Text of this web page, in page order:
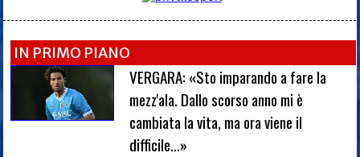
IN PRIMO PIANO
VERGARA: «Sto imparando a fare la
mezz'ala. Dallo scorso anno mi è
cambiata la vita, ma ora viene il
difficile...»